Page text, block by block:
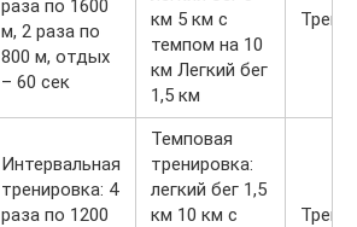
раза по 1600
м, 2 раза по
800 м, отдых
– 60 сек
км 5 км с
темпом на 10
км Легкий бег
1,5 км
Интервальная
тренировка: 4
раза по 1200
Темповая
тренировка:
легкий бег 1,5
км 10 км с